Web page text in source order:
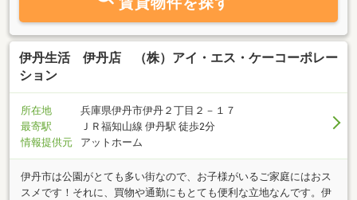
伊丹生活 伊丹店 （株）アイ・エス・ケーコーポレー
ション
所在地
兵庫県伊丹市伊丹２丁目２－１７
最寄駅
ＪＲ福知山線 伊丹駅 徒歩2分
情報提供元
アットホーム
伊丹市は公園がとても多い街なので、お子様がいるご家庭にはおス
スメです！それに、買物や通勤にもとても便利な立地なんです。伊